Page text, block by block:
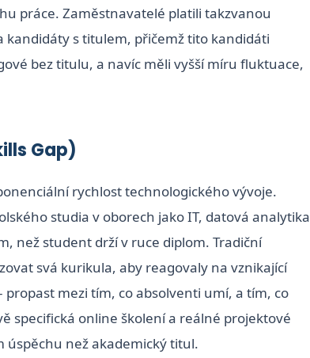
práce. Zaměstnavatelé platili takzvanou
kandidáty s titulem, přičemž tito kandidáti
bez titulu, a navíc měli vyšší míru fluktuace,
Gap)
rychlost technologického vývoje.
studia v oborech jako IT, datová analytika
než student drží v ruce diplom. Tradiční
svá kurikula, aby reagovaly na vznikající
propast mezi tím, co absolventi umí, a tím, co
specifická online školení a reálné projektové
než akademický titul.